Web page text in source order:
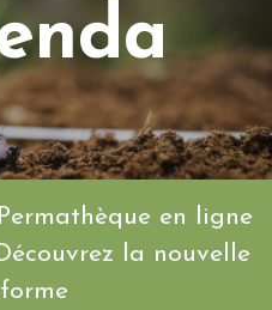
en ligne
la nouvelle